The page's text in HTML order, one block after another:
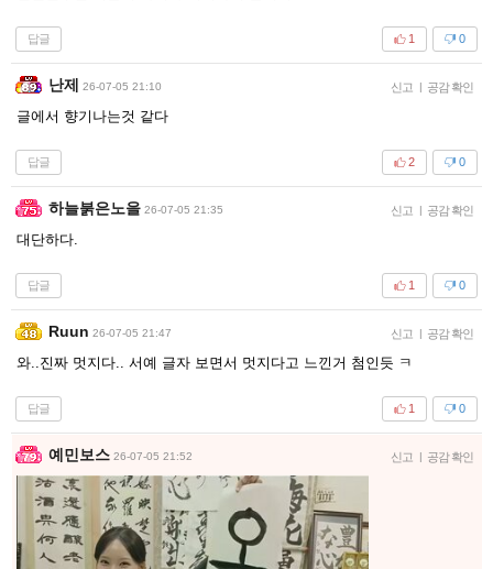
답글 0
1
난제 26-07-05 21:10 신고 | 공감 확인
글에서 향기나는것 같다
답글 0
2
하늘붉은노을 26-07-05 21:35 신고 | 공감 확인
대단하다.
답글 0
1
Ruun 26-07-05 21:47 신고 | 공감 확인
와..진짜 멋지다.. 서예 글자 보면서 멋지다고 느낀거 첨인듯 ㅋ
답글 0
1
예민보스 26-07-05 21:52 신고 | 공감 확인